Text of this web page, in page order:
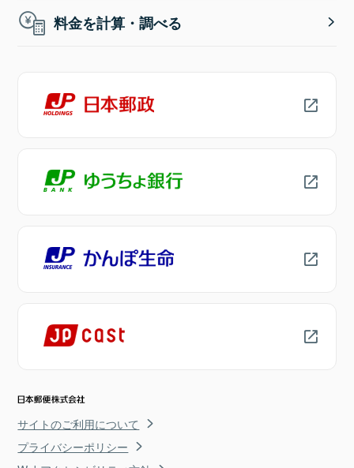
料金を計算・調べる
サイトのご利用について
プライバシーポリシー